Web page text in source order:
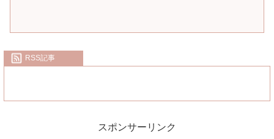
RSS記事
スポンサーリンク